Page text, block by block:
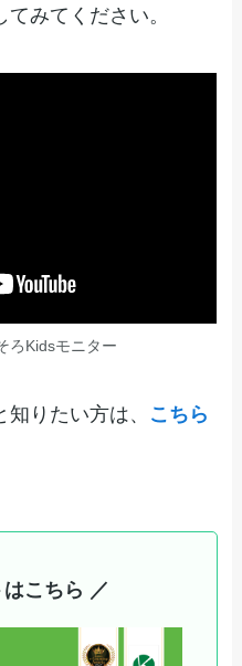
みてください。
ろKidsモニター
りたい方は、 こちら
こちら ／